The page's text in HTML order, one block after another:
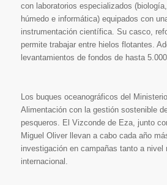
con laboratorios especializados
húmedo e informática) equipados con
instrumentación científica. Su casco,
permite trabajar entre hielos flotantes.
levantamientos de fondos de hasta
Los buques oceanográficos del
Alimentación con la gestión sostenible
pesqueros. El Vizconde de Eza, junto
Miguel Oliver llevan a cabo cada año
investigación en campañas tanto a nivel
internacional.